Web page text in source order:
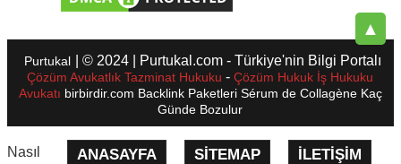
▲
Purtukal | © 2024 | Purtukal.com - Türkiye'nin Bilgi Portalı
Çözüm Avukatlık Tazminat Hukuku -Çözüm Hukuk İş Hukuku
Avukatı birbirdir.com Backlink Paketleri Sérum de Collagène Kaç
Günde Bozulur
ANASAYFA SITEMAP İLETIŞIM
Nasıl